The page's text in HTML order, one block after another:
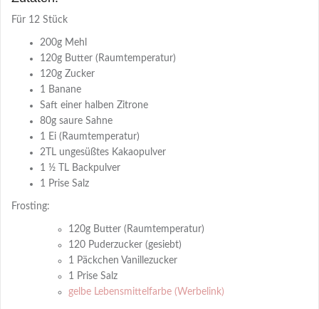
Für 12 Stück
200g Mehl
120g Butter (Raumtemperatur)
120g Zucker
1 Banane
Saft einer halben Zitrone
80g saure Sahne
1 Ei (Raumtemperatur)
2TL ungesüßtes Kakaopulver
1 ½ TL Backpulver
1 Prise Salz
Frosting:
120g Butter (Raumtemperatur)
120 Puderzucker (gesiebt)
1 Päckchen Vanillezucker
1 Prise Salz
gelbe Lebensmittelfarbe